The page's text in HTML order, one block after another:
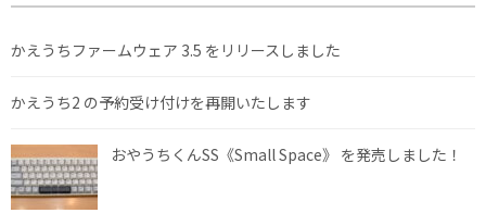
かえうちファームウェア 3.5 をリリースしました
かえうち2 の予約受け付けを再開いたします
おやうちくんSS《Small Space》 を発売しました！